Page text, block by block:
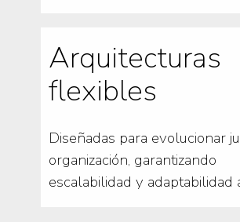
Arquitecturas
flexibles
Diseñadas para evolucionar
organización, garantizando
escalabilidad y adaptabilidad